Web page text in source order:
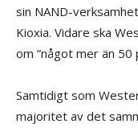
sin NAND-
Kioxia. Vidare ska
om ”något mer än
Samtidigt som
majoritet av det